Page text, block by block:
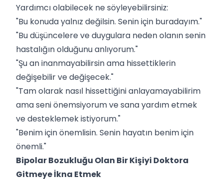
Yardımcı olabilecek ne söyleyebilirsiniz:
"Bu konuda yalnız değilsin. Senin için buradayım."
"Bu düşüncelere ve duygulara neden olanın senin
hastalığın olduğunu anlıyorum."
"Şu an inanmayabilirsin ama hissettiklerin
değişebilir ve değişecek."
"Tam olarak nasıl hissettiğini anlayamayabilirim
ama seni önemsiyorum ve sana yardım etmek
ve desteklemek istiyorum."
"Benim için önemlisin. Senin hayatın benim için
önemli."
Bipolar Bozukluğu Olan Bir Kişiyi Doktora
Gitmeye İkna Etmek